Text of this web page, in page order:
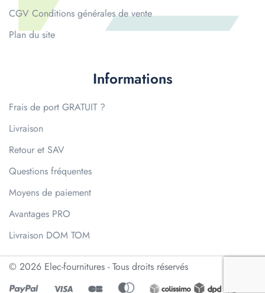
CGV Conditions générales de vente
Plan du site
Informations
Frais de port GRATUIT ?
Livraison
Retour et SAV
Questions fréquentes
Moyens de paiement
Avantages PRO
Livraison DOM TOM
© 2026 Elec-fournitures - Tous droits réservés